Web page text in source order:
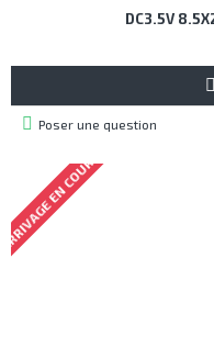
DC3.5V
Poser une question
EN COURS